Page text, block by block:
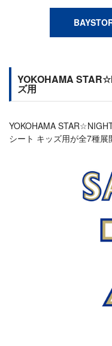
YOKOHAMA
ズ用
YOKOHAMA
シート キッズ用が全7種展